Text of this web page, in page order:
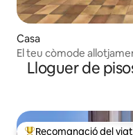
Casa
El teu còmode
Lloguer de
Recomanació del